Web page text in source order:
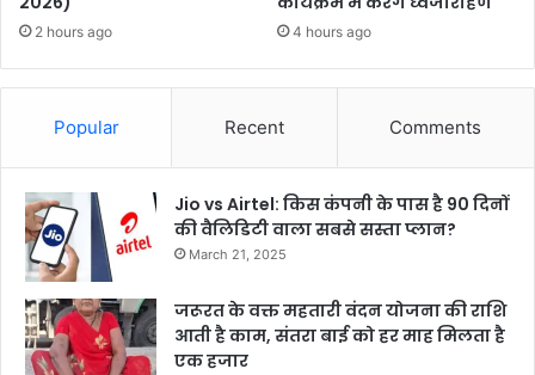
2 hours ago 4 hours ago
Popular Recent Comments
Jio vs Airtel: किस कंपनी के पास है 90 दिनों
की वैलिडिटी वाला सबसे सस्ता प्लान?
March 21, 2025
जरूरत के वक्त महतारी वंदन योजना की राशि
आती है काम, संतरा बाई को हर माह मिलता है
एक हजार